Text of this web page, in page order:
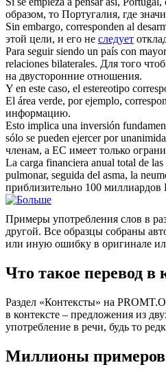
образом, то Португалия, где
Sin embargo, corresponden al
этой цели, и его не следует
Para seguir siendo un país con
relaciones bilaterales. Для того
на двусторонние отношения.
Y en este caso, el estereotipo
El área verde, por ejemplo,
информацию.
Esto implica una inversión
sólo se pueden ejercer por
членам, а ЕС имеет только
La carga financiera anual total de
pulmonar, seguida del asma, la
приблизительно 100
Примеры употребления слов в
другой. Все образцы собраны
или иную ошибку в оригинале
Что такое перевод в
Раздел «Контексты» на
в контексте – предложения из
употребление в речи, будь то
Миллионы примеров